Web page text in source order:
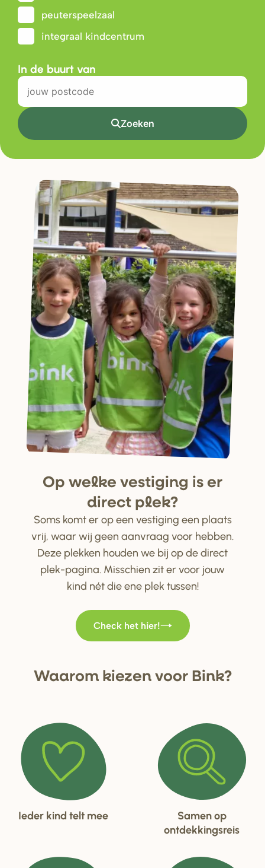
peuterspeelzaal
integraal kindcentrum
In de buurt van
Zoeken
Op welke vestiging is er
direct plek?
Soms komt er op een vestiging een plaats
vrij, waar wij geen aanvraag voor hebben.
Deze plekken houden we bij op de direct
plek-pagina. Misschien zit er voor jouw
kind nét die ene plek tussen!
Check het hier!
Waarom kiezen voorBink?
Ieder kind telt mee
Samen op
ontdekkingsreis